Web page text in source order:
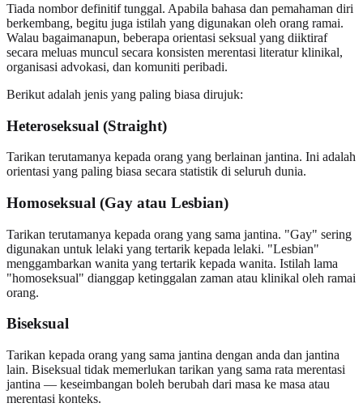
Tiada nombor definitif tunggal. Apabila bahasa dan pemahaman diri
berkembang, begitu juga istilah yang digunakan oleh orang ramai.
Walau bagaimanapun, beberapa orientasi seksual yang diiktiraf
secara meluas muncul secara konsisten merentasi literatur klinikal,
organisasi advokasi, dan komuniti peribadi.
Berikut adalah jenis yang paling biasa dirujuk:
Heteroseksual (Straight)
Tarikan terutamanya kepada orang yang berlainan jantina. Ini adalah
orientasi yang paling biasa secara statistik di seluruh dunia.
Homoseksual (Gay atau Lesbian)
Tarikan terutamanya kepada orang yang sama jantina. "Gay" sering
digunakan untuk lelaki yang tertarik kepada lelaki. "Lesbian"
menggambarkan wanita yang tertarik kepada wanita. Istilah lama
"homoseksual" dianggap ketinggalan zaman atau klinikal oleh ramai
orang.
Biseksual
Tarikan kepada orang yang sama jantina dengan anda dan jantina
lain. Biseksual tidak memerlukan tarikan yang sama rata merentasi
jantina — keseimbangan boleh berubah dari masa ke masa atau
merentasi konteks.